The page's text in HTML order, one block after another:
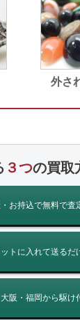
外さ
３つの買取
お持込で無料で査
トに入れて送るだ
阪・福岡から駆け